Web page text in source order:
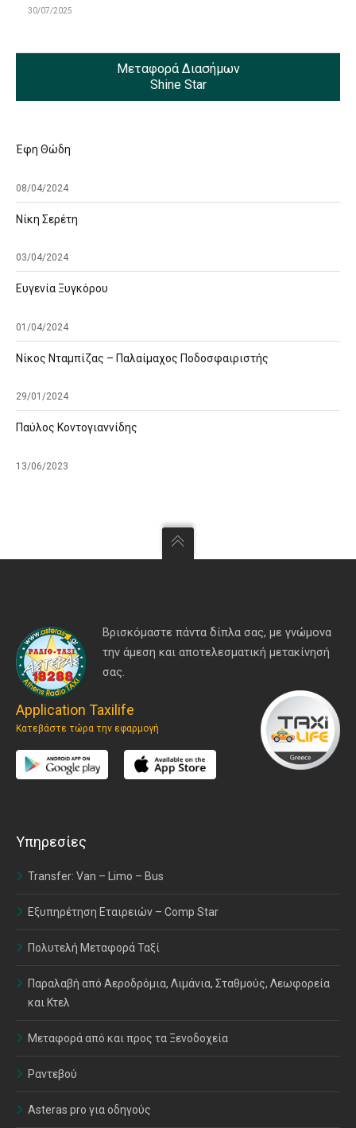
30/07/2025
Μεταφορά Διασήμων
Shine Star
Έφη Θώδη
08/04/2024
Νίκη Σερέτη
03/04/2024
Ευγενία Ξυγκόρου
01/04/2024
Νίκος Νταμπίζας – Παλαίμαχος Ποδοσφαιριστής
29/01/2024
Παύλος Κοντογιαννίδης
13/06/2023
Βρισκόμαστε πάντα δίπλα σας, με γνώμονα
την άμεση και αποτελεσματική μετακίνησή
σας.
Application Taxilife
Κατεβάστε τώρα την εφαρμογή
Υπηρεσίες
Transfer: Van – Limo – Bus
Εξυπηρέτηση Εταιρειών – Comp Star
Πολυτελή Μεταφορά Ταξί
Παραλαβή από Αεροδρόμια, Λιμάνια, Σταθμούς, Λεωφορεία
και Κτελ
Μεταφορά από και προς τα Ξενοδοχεία
Ραντεβού
Asteras pro για οδηγούς